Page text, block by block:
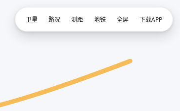
卫星 路况 测距 地铁 全屏 下载APP